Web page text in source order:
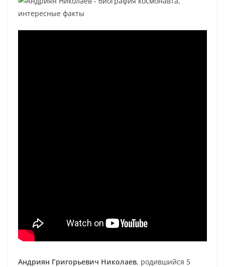
Андриян Григорьевич Николаев, родившийся 5